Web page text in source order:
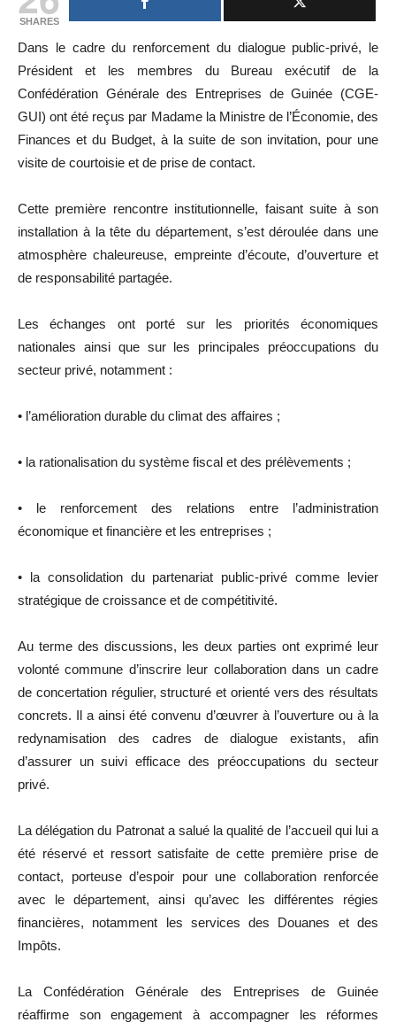
SHARES
Dans le cadre du renforcement du dialogue public-privé, le
Président et les membres du Bureau exécutif de la
Confédération Générale des Entreprises de Guinée (CGE-
GUI) ont été reçus par Madame la Ministre de l’Économie, des
Finances et du Budget, à la suite de son invitation, pour une
visite de courtoisie et de prise de contact.
Cette première rencontre institutionnelle, faisant suite à son
installation à la tête du département, s’est déroulée dans une
atmosphère chaleureuse, empreinte d’écoute, d’ouverture et
de responsabilité partagée.
Les échanges ont porté sur les priorités économiques
nationales ainsi que sur les principales préoccupations du
secteur privé, notamment :
• l’amélioration durable du climat des affaires ;
• la rationalisation du système fiscal et des prélèvements ;
• le renforcement des relations entre l’administration
économique et financière et les entreprises ;
• la consolidation du partenariat public-privé comme levier
stratégique de croissance et de compétitivité.
Au terme des discussions, les deux parties ont exprimé leur
volonté commune d’inscrire leur collaboration dans un cadre
de concertation régulier, structuré et orienté vers des résultats
concrets. Il a ainsi été convenu d’œuvrer à l’ouverture ou à la
redynamisation des cadres de dialogue existants, afin
d’assurer un suivi efficace des préoccupations du secteur
privé.
La délégation du Patronat a salué la qualité de l’accueil qui lui a
été réservé et ressort satisfaite de cette première prise de
contact, porteuse d’espoir pour une collaboration renforcée
avec le département, ainsi qu’avec les différentes régies
financières, notamment les services des Douanes et des
Impôts.
La Confédération Générale des Entreprises de Guinée
réaffirme son engagement à accompagner les réformes